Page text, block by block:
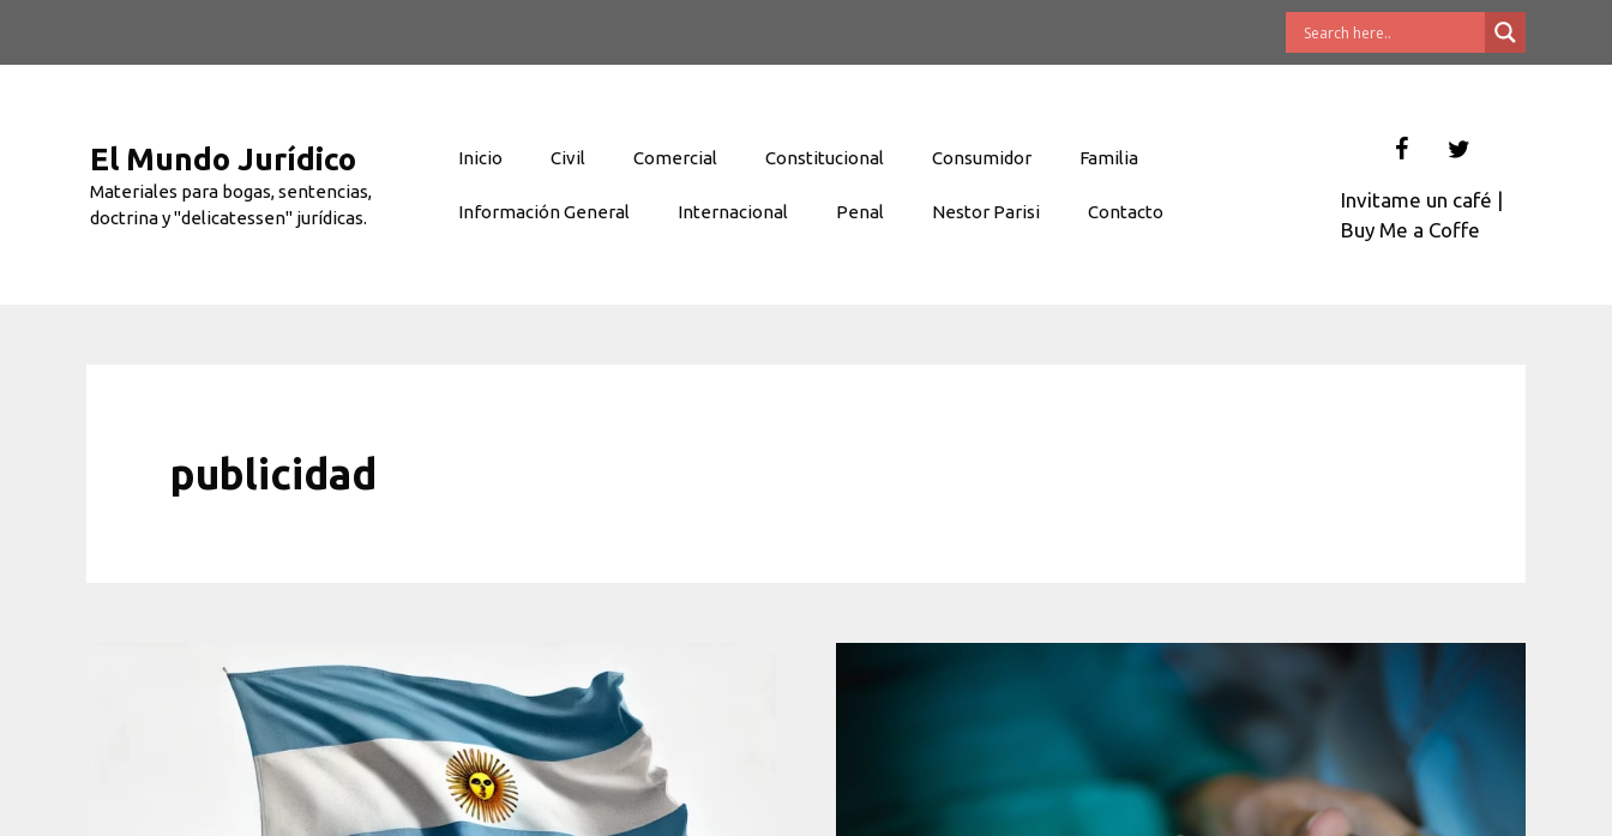
El Mundo Jurídico
Materiales para bogas, sentencias,
doctrina y "delicatessen" jurídicas.
Inicio Civil Comercial Constitucional Consumidor Familia
Información General Internacional Penal Nestor Parisi Contacto
Invitame un café |
Buy Me a Coffe
publicidad